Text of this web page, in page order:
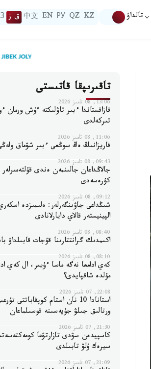
تالداۋ KZ
QZ
РУ
EN
中文 ق ز
تاقىرىپقا قاتىستى
13:06, 08 تامىز 2026
قازاقستاندا ءبىر تاۋلىكتە ءۇش ورمان
تىركەلدى
11:06, 08 تامىز 2026
فاريزانىڭ ەڭ سوڭعى ءبىر شۋماق
09:43, 08 تامىز 2026
جالاڭداعان جالىنمەن ەندى قۇلتەمىرلەر
كۇرەسەدى
09:12, 08 تامىز 2026
شىڭداعى جاۋىنگەرلەر: ەلىمىزدە
الپينيستەر قالاي دايارلانادى
08:40, 08 تامىز 2026
اكىمدىك گرانتتارىنا قۇجات قابىلداۋ
08:10, 08 تامىز 2026
كەي ادامعا نەگە ماسا ءۇيىر، ال كەي
مۇلدە شاقپايدى؟
22:08, 07 تامىز 2026
استانادا 10 نان استام كوپقاباتتى
ورتالىق جىلۋ جۇيەسىنە قوسىلماعان
21:30, 07 تامىز 2026
كاسپيدەن سۋدى تازارتۋعا
سيرەك ۇلۋ تابىلدى
21:09, 07 تامىز 2026